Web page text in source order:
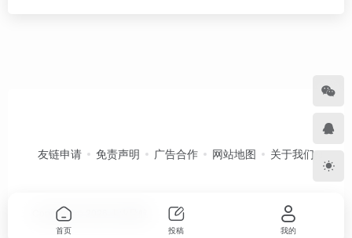
友链申请 免责声明 广告合作 网站地图 关于我们
Copyright © 2026
首页 投稿 我的